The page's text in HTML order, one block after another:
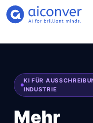
KI FÜR
INDUSTRIE
Mehr